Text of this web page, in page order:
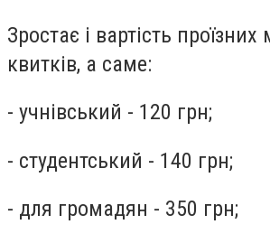
Зростає і вартість проїзних
квитків, а саме:
- учнівський - 120 грн;
- студентський - 140 грн;
- для громадян - 350 грн;